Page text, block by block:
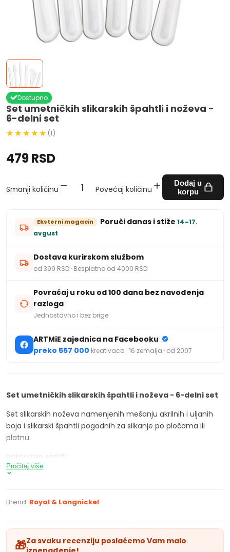
Set umetničkih slikarskih špahtli i noževa -
6-delni set
Dostupno
(1)
479 RSD
Smanji količinu Povećaj količinu
Dodaj u
korpu
Eksterni magacin Poruči danas i stiže 14–17.
avgust
Dostava kurirskom službom
od 399 RSD · Besplatno od 4000 RSD
Povraćaj u roku od 100 dana bez navođenja
razloga
Jednostavno i bez brige
ARTMiE zajednica na Facebooku
preko 557 000 kreativaca · 16 zemalja · od 2007
Set umetničkih slikarskih špahtli i noževa - 6-delni set
Set slikarskih noževa namenjenih mešanju akrilnih i uljanih
boja i slikarski špahtli pogodnih za slikanje po pločama ili
platnu.
pakovanje sadrži :
- 2 x slikarski nož
Pročitaj više
Brend: Royal & Langnickel
🎁Za svaku recenziju poslaćemo Vam malo